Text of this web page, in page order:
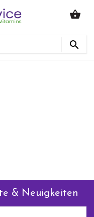
& Neuigkeiten